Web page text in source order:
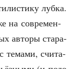
луб­ка.
на совре­мен­
авто­ры ста­ра­
тема­ми, счи­та­